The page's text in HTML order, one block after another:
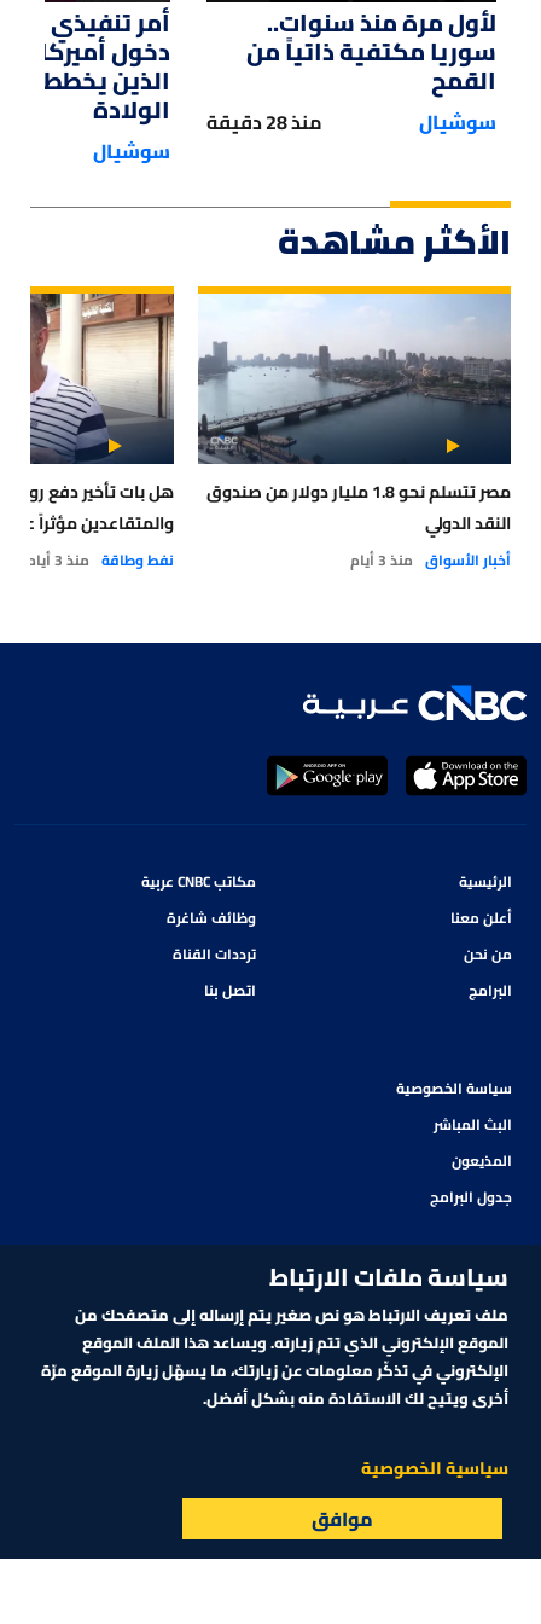
القائمة الأسواق البث المباشر
لأول مرة منذ سنوات..
سوريا مكتفية ذاتياً من
القمح
سوشيال منذ 28 دقيقة
أمر تنفيذي من
دخول أميركا
الذين يخططون
الولادة
سوشيال
الأكثر مشاهدة
مصر تتسلم نحو 1.8 مليار دولار من صندوق
النقد الدولي
أخبار الأسواق منذ 3 أيام
هل بات تأخير دفع
والمتقاعدين مؤثراً
نفط وطاقة منذ 3 أيام
الرئيسية
أعلن معنا
من نحن
البرامج
مكاتب CNBC عربية
وظائف شاغرة
ترددات القناة
اتصل بنا
سياسة الخصوصية
البث المباشر
المذيعون
جدول البرامج
سياسة ملفات الارتباط
ملف تعريف الارتباط هو نص صغير يتم إرساله إلى متصفحك من
الموقع الإلكتروني الذي تتم زيارته. ويساعد هذا الملف الموقع
الإلكتروني في تذكّر معلومات عن زيارتك، ما يسهّل زيارة الموقع مرّة
أخرى ويتيح لك الاستفادة منه بشكل أفضل.
سياسية الخصوصية
موافق